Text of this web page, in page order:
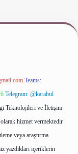
Teams:
Telegram: @karabul
Teknolojileri ve İletişim
hizmet vermektedir.
veya araştırma
yazdıkları içeriklerin